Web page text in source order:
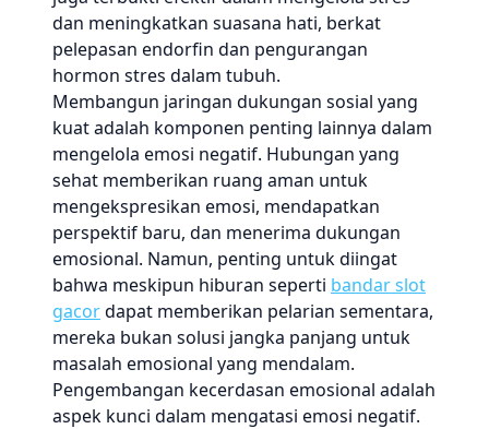
dan meningkatkan suasana hati, berkat
pelepasan endorfin dan pengurangan
hormon stres dalam tubuh.
Membangun jaringan dukungan sosial yang
kuat adalah komponen penting lainnya dalam
mengelola emosi negatif. Hubungan yang
sehat memberikan ruang aman untuk
mengekspresikan emosi, mendapatkan
perspektif baru, dan menerima dukungan
emosional. Namun, penting untuk diingat
bahwa meskipun hiburan seperti bandar slot
gacordapat memberikan pelarian sementara,
mereka bukan solusi jangka panjang untuk
masalah emosional yang mendalam.
Pengembangan kecerdasan emosional adalah
aspek kunci dalam mengatasi emosi negatif.